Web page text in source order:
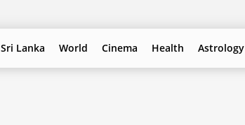
Sri Lanka World Cinema Health Astrology